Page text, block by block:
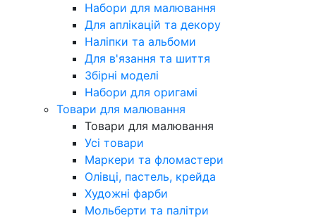
Набори для малювання
Для аплікацій та декору
Наліпки та альбоми
Для в'язання та шиття
Збірні моделі
Набори для оригамі
Товари для малювання
Товари для малювання
Усі товари
Маркери та фломастери
Олівці, пастель, крейда
Художні фарби
Мольберти та палітри